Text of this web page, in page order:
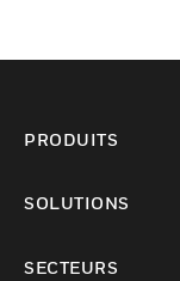
PRODUITS
SOLUTIONS
SECTEURS